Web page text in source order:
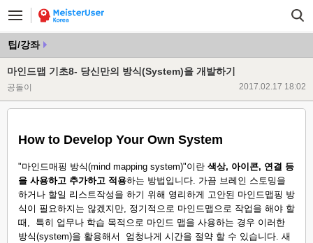
팁/강좌
마인드맵 기초8- 당신만의 방식(System)을 개발하기
공돌이 2017.02.17 18:02
How to Develop Your Own System
"마인드매핑 방식(mind mapping system)"이란 색상, 아이콘, 연결 등
을 사용하고 추가하고 적용하는 방법입니다. 가끔 브레인 스토밍을
하거나 할일 리스트작성을 하기 위해 영리하게 고안된 마인드맵핑 방
식이 필요하지는 않겠지만, 정기적으로 마인드맵으로 작업을 해야 할
때, 특히 업무나 학습 목적으로 마인드 맵을 사용하는 경우 이러한
방식(system)을 활용해서 엄청나게 시간을 절약 할 수 있습니다. 새